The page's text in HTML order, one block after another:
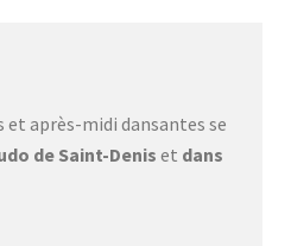
et après-midi dansantes se
de Saint-Denis et dans